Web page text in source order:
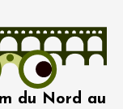
du Nord au